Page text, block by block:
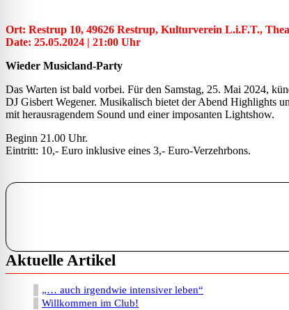
Ort: Restrup 10, 49626 Restrup, Kulturverein L.i.F.T.,
Date: 25.05.2024 | 21:00 Uhr
Wieder Musicland-Party
Das Warten ist bald vorbei. Für den Samstag, 25. Mai 2024,
DJ Gisbert Wegener. Musikalisch bietet der Abend Highlights
mit herausragendem Sound und einer imposanten Lightshow.
Beginn 21.00 Uhr.
Eintritt: 10,- Euro inklusive eines 3,- Euro-Verzehrbons.
Aktuelle Artikel
„… auch irgendwie intensiver leben“
Willkommen im Club!